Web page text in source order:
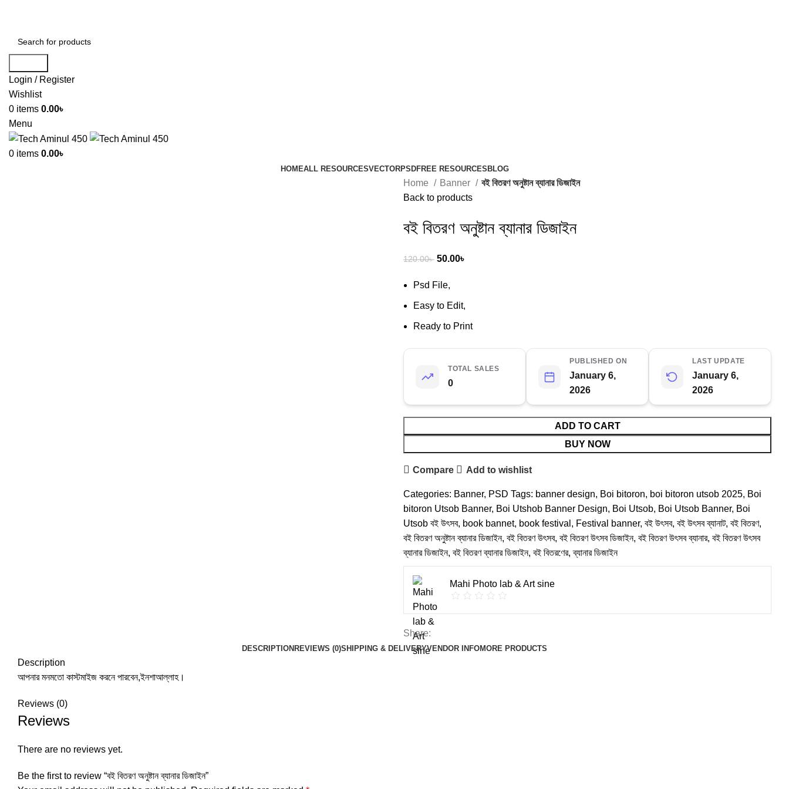
Login / Register
Wishlist
0 items 0.00৳
Menu
0 items 0.00৳
HOMEALL RESOURCESVECTORPSDFREE RESOURCES BLOG
Home Banner
বই বিতরণ অনুষ্টান ব্যানার ডিজাইন
Back to products
বই বিতরণ অনুষ্টান ব্যানার ডিজাইন
120.00৳ 50.00৳
Psd File,
Easy to Edit,
Ready to Print
TOTAL SALES
0
PUBLISHED ON
January 6,
2026
LAST UPDATE
January 6,
2026
ADD TO CART
BUY NOW
Compare Add to wishlist
Categories: Banner, PSD Tags: banner design, Boi bitoron, boi bitoron utsob 2025, Boi
bitoron Utsob Banner, Boi Utshob Banner Design, Boi Utsob, Boi Utsob Banner, Boi
Utsob বই উৎসব, book bannet, book festival , Festival banner, বই উৎসব, বই উৎসব ব্যানাট, বই বিতরণ,
বই বিতরণ অনুষ্টান ব্যানার ডিজাইন, বই বিতরণ উৎসব, বই বিতরণ উৎসব ডিজাইন, বই বিতরণ উৎসব ব্যানার, বই বিতরণ উৎসব
ব্যানার ডিজাইন, বই বিতরণ ব্যানার ডিজাইন, বই বিতরণের, ব্যানার ডিজাইন
Mahi Photo lab & Art sine
Share:
DESCRIPTION REVIEWS (0)SHIPPING & DELIVERYVENDOR INFOMORE PRODUCTS
Description
আপনার মনমতো কাস্টমাইজ করনে পারবেন,ইনশাআল্লাহ।
Reviews (0)
Reviews
There are no reviews yet.
Be the first to review “বই বিতরণ অনুষ্টান ব্যানার ডিজাইন”